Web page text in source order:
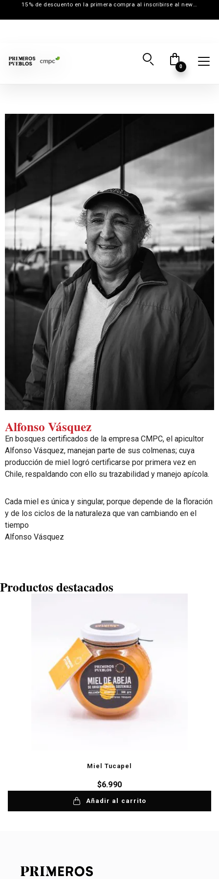
15% de descuento en la primera compra al inscribirse al newsletter
0
Alfonso Vásquez
En bosques certificados de la empresa CMPC, el apicultor
Alfonso Vásquez, manejan parte de sus colmenas; cuya
producción de miel logró certificarse por primera vez en
Chile, respaldando con ello su trazabilidad y manejo apícola.
Cada miel es única y singular, porque depende de la floración
y de los ciclos de la naturaleza que van cambiando en el
tiempo
Alfonso Vásquez
Productos destacados
Miel Tucapel
$6.990
Añadir al carrito